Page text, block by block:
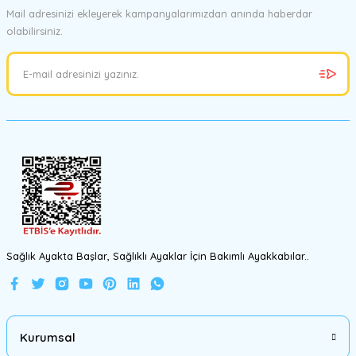
Ürün resmi kalitesiz, bozuk veya görüntülenemiyor.
Ürün bilgilerinde hatalar bulunuyor.
Mail adresinizi ekleyerek kampanyalarımızdan anında haberdar
olabilirsiniz.
Sağlık Ayakta Başlar, Sağlıklı Ayaklar İçin Bakımlı Ayakkabılar..
Kurumsal